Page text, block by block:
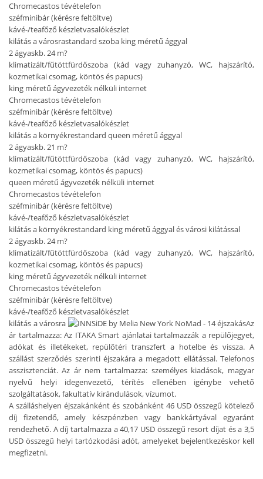
Chromecastos tévételefon
széfminibár (kérésre feltöltve)
kávé-/teafőző készletvasalókészlet
kilátás a városrastandard szoba king méretű ággyal
2 ágyaskb. 24 m?
klimatizált/fűtöttfürdőszoba (kád vagy zuhanyzó, WC, hajszárító,
kozmetikai csomag, köntös és papucs)
king méretű ágyvezeték nélküli internet
Chromecastos tévételefon
széfminibár (kérésre feltöltve)
kávé-/teafőző készletvasalókészlet
kilátás a környékrestandard queen méretű ággyal
2 ágyaskb. 21 m?
klimatizált/fűtöttfürdőszoba (kád vagy zuhanyzó, WC, hajszárító,
kozmetikai csomag, köntös és papucs)
queen méretű ágyvezeték nélküli internet
Chromecastos tévételefon
széfminibár (kérésre feltöltve)
kávé-/teafőző készletvasalókészlet
kilátás a környékrestandard king méretű ággyal és városi kilátással
2 ágyaskb. 24 m?
klimatizált/fűtöttfürdőszoba (kád vagy zuhanyzó, WC, hajszárító,
kozmetikai csomag, köntös és papucs)
king méretű ágyvezeték nélküli internet
Chromecastos tévételefon
széfminibár (kérésre feltöltve)
kávé-/teafőző készletvasalókészlet
kilátás a városra
Az
ár tartalmazza: Az ITAKA Smart ajánlatai tartalmazzák a repülőjegyet,
adókat és illetékeket, repülőtéri transzfert a hotelbe és vissza. A
szállást szerződés szerinti éjszakára a megadott ellátással. Telefonos
asszisztenciát. Az ár nem tartalmazza: személyes kiadások, magyar
nyelvű helyi idegenvezető, térítés ellenében igénybe vehető
szolgáltatások, fakultatív kirándulások, vízumot.
A szálláshelyen éjszakánként és szobánként 46 USD összegű kötelező
díj fizetendő, amely készpénzben vagy bankkártyával egyaránt
rendezhető. A díj tartalmazza a 40,17 USD összegű resort díjat és a 3,5
USD összegű helyi tartózkodási adót, amelyeket bejelentkezéskor kell
megfizetni.